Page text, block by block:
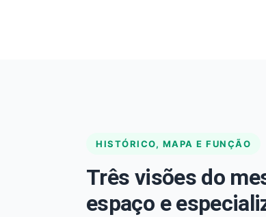
HISTÓRICO, MAPA E FUNÇÃO
Três visões do
espaço e